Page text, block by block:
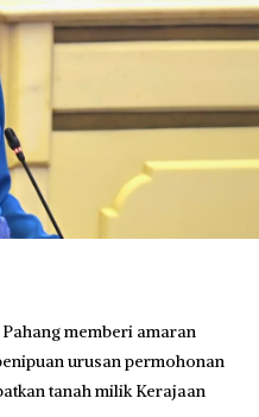
memberi amaran
urusan permohonan
tanah milik Kerajaan